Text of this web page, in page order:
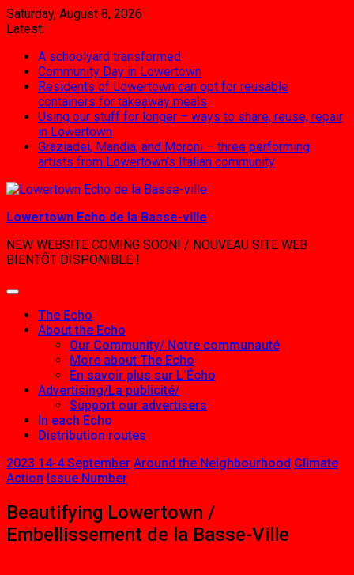
Skip
to
Saturday, August 8, 2026
Latest:
A schoolyard transformed
Community Day in Lowertown
Residents of Lowertown can opt for reusable
containers for takeaway meals
Using our stuff for longer – ways to share, reuse, repair
in Lowertown
Graziadei, Mandia, and Moroni – three performing
artists from Lowertown’s Italian community
Lowertown Echo de la Basse-ville
NEW WEBSITE COMING SOON! / NOUVEAU SITE WEB
BIENTÔT DISPONIBLE !
The Echo
About the Echo
Our Community/ Notre communauté
More about The Echo
En savoir plus sur L’Écho
Advertising/La publicité/
Support our advertisers
In each Echo
Distribution routes
2023 14-4 September Around the Neighbourhood Climate
Action Issue Number
Beautifying Lowertown /
Embellissement de la Basse-Ville